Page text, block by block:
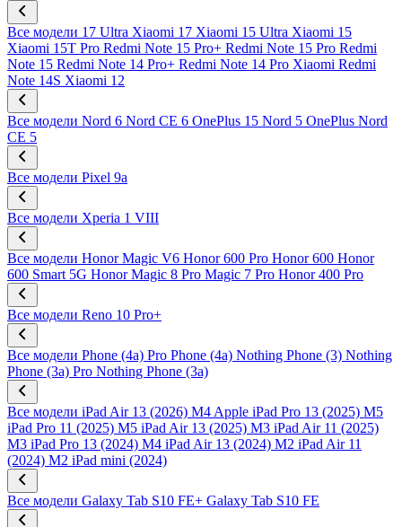
Все модели 17 Ultra Xiaomi 17 Xiaomi 15 Ultra Xiaomi 15
Xiaomi 15T Pro Redmi Note 15 Pro+ Redmi Note 15 Pro Redmi
Note 15 Redmi Note 14 Pro+ Redmi Note 14 Pro Xiaomi Redmi
Note 14S Xiaomi 12
Все модели Nord 6 Nord CE 6 OnePlus 15 Nord 5 OnePlus Nord
CE 5
Все модели Pixel 9a
Все модели Xperia 1 VIII
Все модели Honor Magic V6 Honor 600 Pro Honor 600 Honor
600 Smart 5G Honor Magic 8 Pro Magic 7 Pro Honor 400 Pro
Все модели Reno 10 Pro+
Все модели Phone (4a) Pro Phone (4a) Nothing Phone (3) Nothing
Phone (3a) Pro Nothing Phone (3a)
Все модели iPad Air 13 (2026) M4 Apple iPad Pro 13 (2025) M5
iPad Pro 11 (2025) M5 iPad Air 13 (2025) M3 iPad Air 11 (2025)
M3 iPad Pro 13 (2024) M4 iPad Air 13 (2024) M2 iPad Air 11
(2024) M2 iPad mini (2024)
Все модели Galaxy Tab S10 FE+ Galaxy Tab S10 FE